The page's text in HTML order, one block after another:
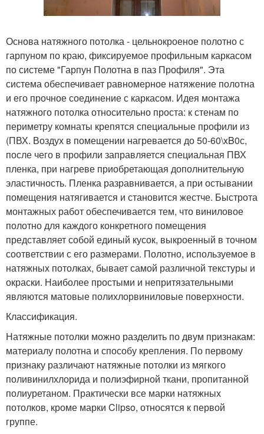
Основа натяжного потолка - цельнокроеное полотно с
гарпуном по краю, фиксируемое профильным каркасом
по системе "Гарпун Полотна в паз Профиля". Эта
система обеспечивает равномерное натяжение полотна
и его прочное соединение с каркасом. Идея монтажа
натяжного потолка относительно проста: к стенам по
периметру комнаты крепятся специальные профили из
(ПВХ. Воздух в помещении нагревается до 50-60\xB0с,
после чего в профили заправляется специальная ПВХ
пленка, при нагреве приобретающая дополнительную
эластичность. Пленка разравнивается, а при остывании
помещения натягивается и становится жестче. Быстрота
монтажных работ обеспечивается тем, что виниловое
полотно для каждого конкретного помещения
представляет собой единый кусок, выкроенный в точном
соответствии с его размерами. Полотно, используемое в
натяжных потолках, бывает самой различной текстуры и
окраски. Наиболее простыми и непритязательными
являются матовые полихлорвиниловые поверхности.
Классификация.
Натяжные потолки можно разделить по двум признакам:
материалу полотна и способу крепления. По первому
признаку различают натяжные потолки из мягкого
поливинилхлорида и полиэфирной ткани, пропитанной
полиуретаном. Практически все марки натяжных
потолков, кроме марки Clipso, относятся к первой
группе.